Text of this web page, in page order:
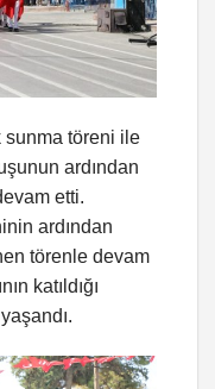
sunma töreni ile
ardından
etti.
ardından
törenle devam
katıldığı